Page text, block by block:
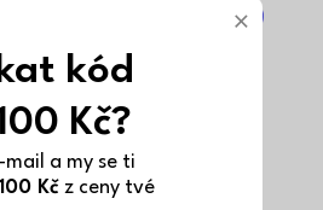
Předobjednávka
×
kód
Kč?
mail a my se ti
Kč z ceny tvé